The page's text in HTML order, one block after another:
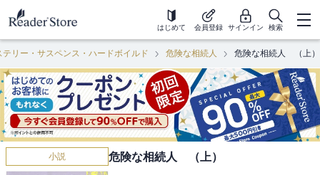
はじめて 会員登録 サインイン 検索
テリー・サスペンス・ハードボイルド 危険な相続人 危険な相続人 （上）
小説 危険な相続人 （上）